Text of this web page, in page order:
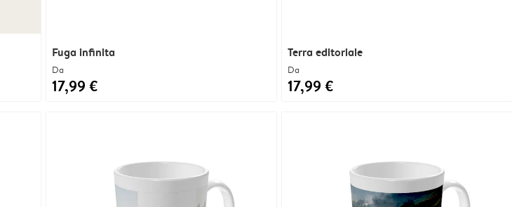
Fuga infinita
Da
17,99 €
Terra editoriale
Da
17,99 €